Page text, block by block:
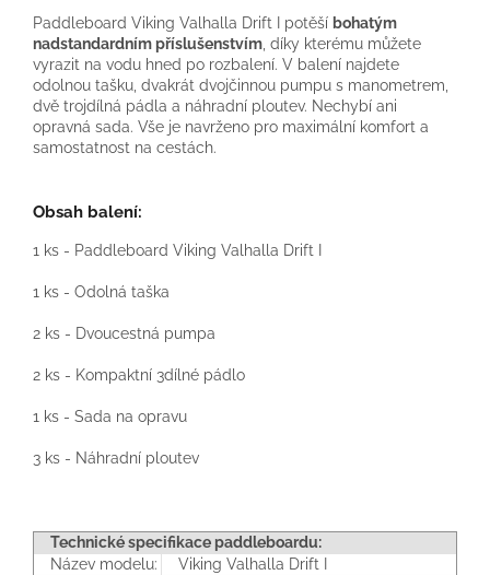
Paddleboard Viking Valhalla Drift I potěší bohatým
nadstandardním příslušenstvím , díky kterému můžete
vyrazit na vodu hned po rozbalení. V balení najdete
odolnou tašku, dvakrát dvojčinnou pumpu s manometrem,
dvě trojdílná pádla a náhradní ploutev. Nechybí ani
opravná sada. Vše je navrženo pro maximální komfort a
samostatnost na cestách.
Obsah balení:
1 ks - Paddleboard Viking Valhalla Drift I
1 ks - Odolná taška
2 ks - Dvoucestná pumpa
2 ks - Kompaktní 3dílné pádlo
1 ks - Sada na opravu
3 ks - Náhradní ploutev
Technické specifikace paddleboardu:
Název modelu:
Viking Valhalla Drift I